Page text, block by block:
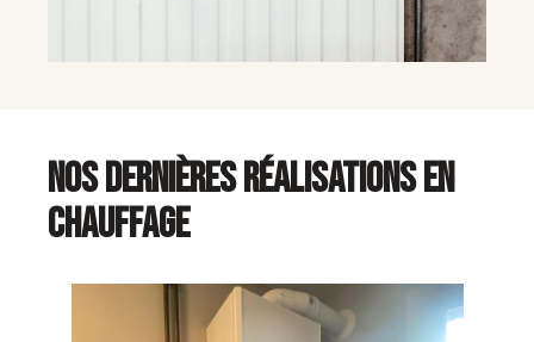
NOS DERNIÈRES RÉALISATIONS EN
CHAUFFAGE